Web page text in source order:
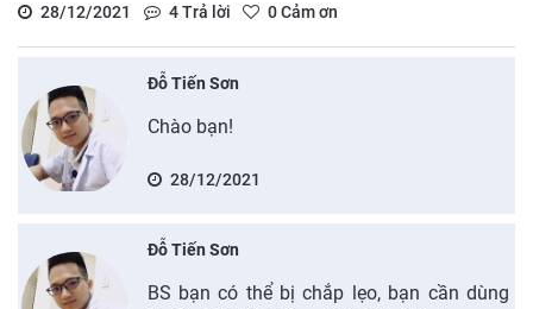
28/12/2021
4Trả lời 0Cảm ơn
Đỗ Tiến Sơn
Chào bạn!
28/12/2021
Đỗ Tiến Sơn
BS bạn có thể bị chắp lẹo, bạn cần dùng